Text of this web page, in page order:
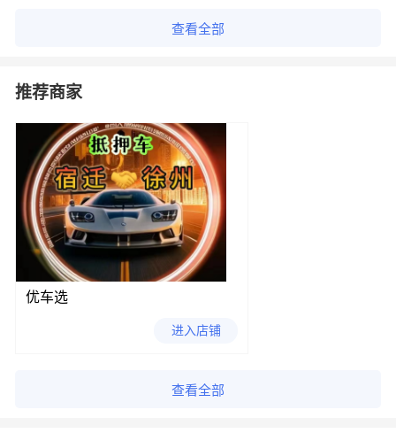
查看全部
推荐商家
优车选
进入店铺
查看全部